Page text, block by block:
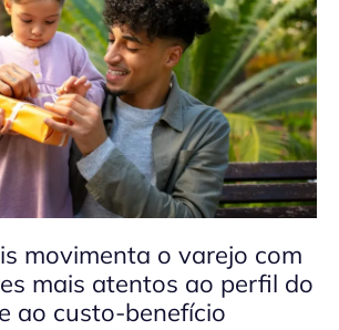
movimenta o varejo com
mais atentos ao perfil do
ao custo-benefício